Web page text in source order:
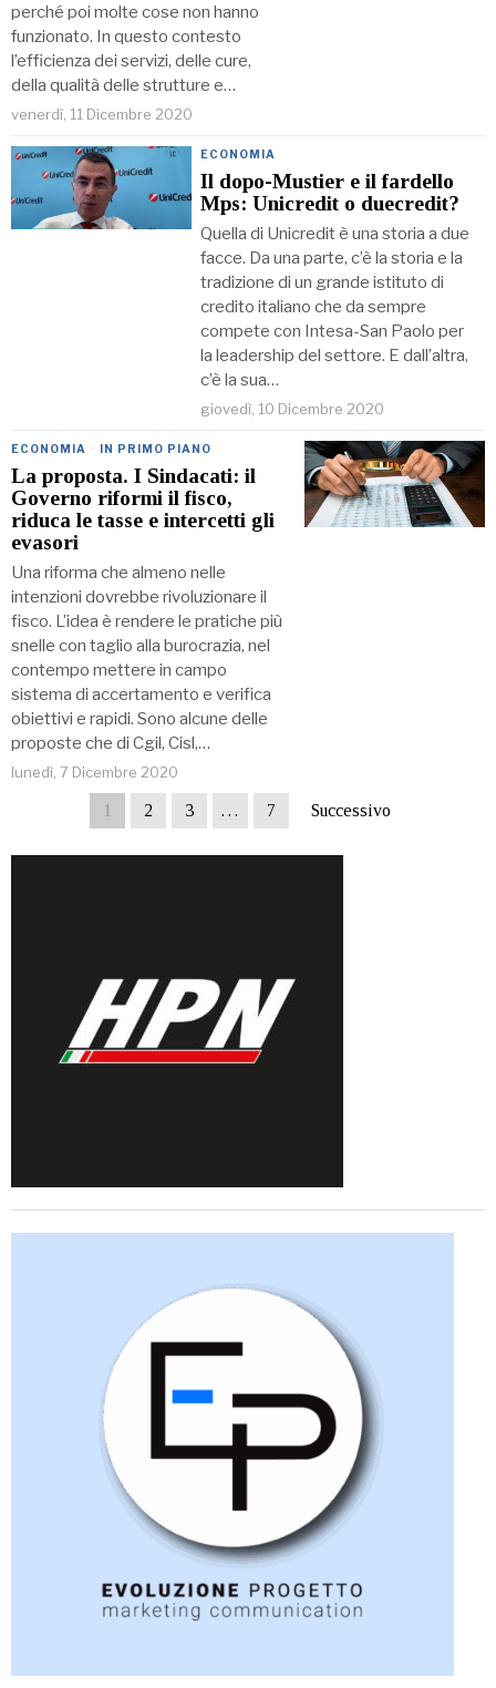
perché poi molte cose non hanno
funzionato. In questo contesto
l’efficienza dei servizi, delle cure,
della qualità delle strutture e…
venerdì, 11 Dicembre 2020
ECONOMIA
Il dopo-Mustier e il fardello
Mps: Unicredit o duecredit?
Quella di Unicredit è una storia a due
facce. Da una parte, c’è la storia e la
tradizione di un grande istituto di
credito italiano che da sempre
compete con Intesa-San Paolo per
la leadership del settore. E dall’altra,
c’è la sua…
giovedì, 10 Dicembre 2020
ECONOMIA · IN PRIMO PIANO
La proposta. I Sindacati: il
Governo riformi il fisco,
riduca le tasse e intercetti gli
evasori
Una riforma che almeno nelle
intenzioni dovrebbe rivoluzionare il
fisco. L’idea è rendere le pratiche più
snelle con taglio alla burocrazia, nel
contempo mettere in campo
sistema di accertamento e verifica
obiettivi e rapidi. Sono alcune delle
proposte che di Cgil, Cisl,…
lunedì, 7 Dicembre 2020
1 2 3 … 7 Successivo